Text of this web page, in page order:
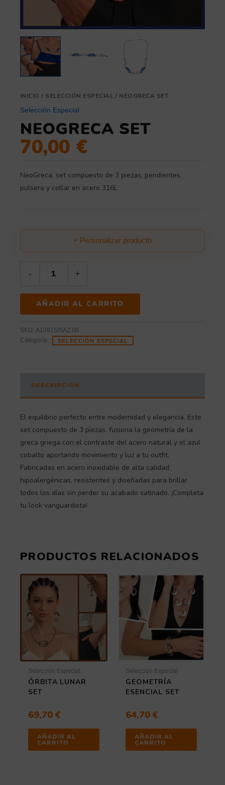
INICIO / SELECCIÓN ESPECIAL/ NEOGRECA SET
Selección Especial
NEOGRECA SET
70,00 €
NeoGreca, set compuesto de 3 piezas, pendientes,
pulsera y collar en acero 316L
+ Personalizar producto
- +
AÑADIR AL CARRITO
SKU: A10915/SAZ.00
Categoría:
SELECCIÓN ESPECIAL
DESCRIPCIÓN
El equilibrio perfecto entre modernidad y elegancia. Este
set compuesto de 3 piezas, fusiona la geometría de la
greca griega con el contraste del acero natural y el azul
cobalto aportando movimiento y luz a tu outfit.
Fabricadas en acero inoxidable de alta calidad:
hipoalergénicas, resistentes y diseñadas para brillar
todos los días sin perder su acabado satinado. ¡Completa
tu look vanguardista!
PRODUCTOS RELACIONADOS
Selección Especial
ÓRBITA LUNAR
SET
69,70 €
AÑADIR AL
CARRITO
Selección Especial
GEOMETRÍA
ESENCIAL SET
64,70 €
AÑADIR AL
CARRITO